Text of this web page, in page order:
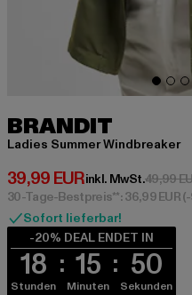
BRANDIT
Ladies Summer Windbreaker
39,99 EUR
Derzeitiger Preis: 39,99
inkl. MwSt.49,99
30-Tage-Bestpreis**: 36,99 EUR
Sofort lieferbar!
-20% DEAL ENDET IN
18
Stunden
15
Minuten
50
Sekunden